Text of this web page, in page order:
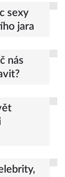
sexy
jara
nás